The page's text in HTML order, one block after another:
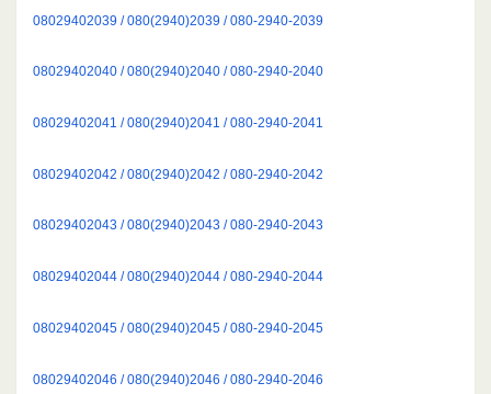
08029402039 / 080(2940)2039 / 080-2940-2039
08029402040 / 080(2940)2040 / 080-2940-2040
08029402041 / 080(2940)2041 / 080-2940-2041
08029402042 / 080(2940)2042 / 080-2940-2042
08029402043 / 080(2940)2043 / 080-2940-2043
08029402044 / 080(2940)2044 / 080-2940-2044
08029402045 / 080(2940)2045 / 080-2940-2045
08029402046 / 080(2940)2046 / 080-2940-2046